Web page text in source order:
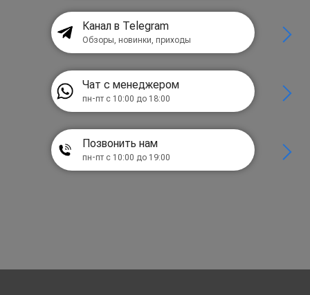
Канал в Telegram
Обзоры, новинки, приходы
Чат с менеджером
пн-пт с 10:00 до 18:00
Позвонить нам
пн-пт с 10:00 до 19:00